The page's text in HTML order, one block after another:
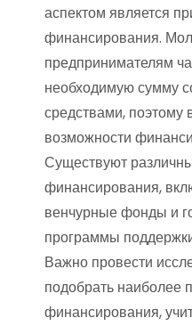
аспектом является
финансирования.
предпринимателям
необходимую сумму
средствами, поэтому
возможности
Существуют
финансирования,
венчурные фонды и
программы
Важно провести
подобрать наиболее
финансирования,